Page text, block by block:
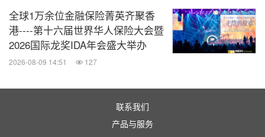
益）、香港小轮(集团)有限公司及阳光房地产投资信
托基金。彼此业务发挥协同效益，为集团带来相辅相
成之优势。
造经典的现代建筑，屡获国际奖誉。在香港，屹立中
全球1万余位金融保险菁英齐聚香
港----第十六届世界华人保险大会暨
2026国际龙奖IDA年会盛大举办
2026-08-09 14:51 127
联系我们
产品与服务